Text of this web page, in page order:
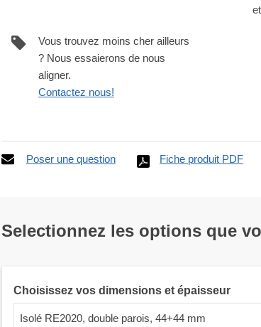
Vous trouvez moins cher ailleurs
? Nous essaierons de nous
aligner.
Contactez nous!
Poser une question Fiche produit PDF
Selectionnez les options que
Choisissez vos dimensions et épaisseur
Isolé RE2020, double parois, 44+44 mm